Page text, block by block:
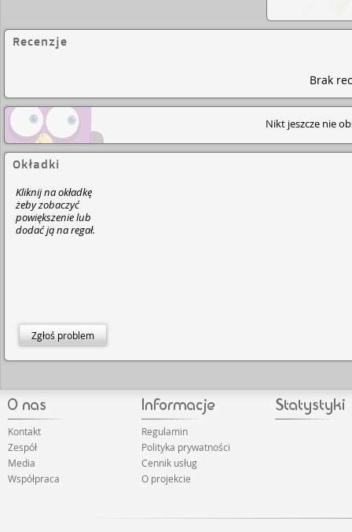
Recenzje
Brak
Nikt jeszcze nie
Okładki
Kliknij na okładkę
żeby zobaczyć
powiększenie lub
dodać ją na regał.
Zgłoś problem
Kontakt
Zespół
Media
Współpraca
Regulamin
Polityka prywatności
Cennik usług
O projekcie